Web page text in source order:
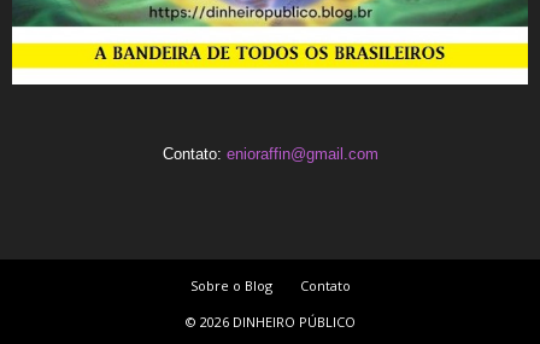
Contato: enioraffin@gmail.com
Sobre o Blog
Contato
© 2026 DINHEIRO PÚBLICO